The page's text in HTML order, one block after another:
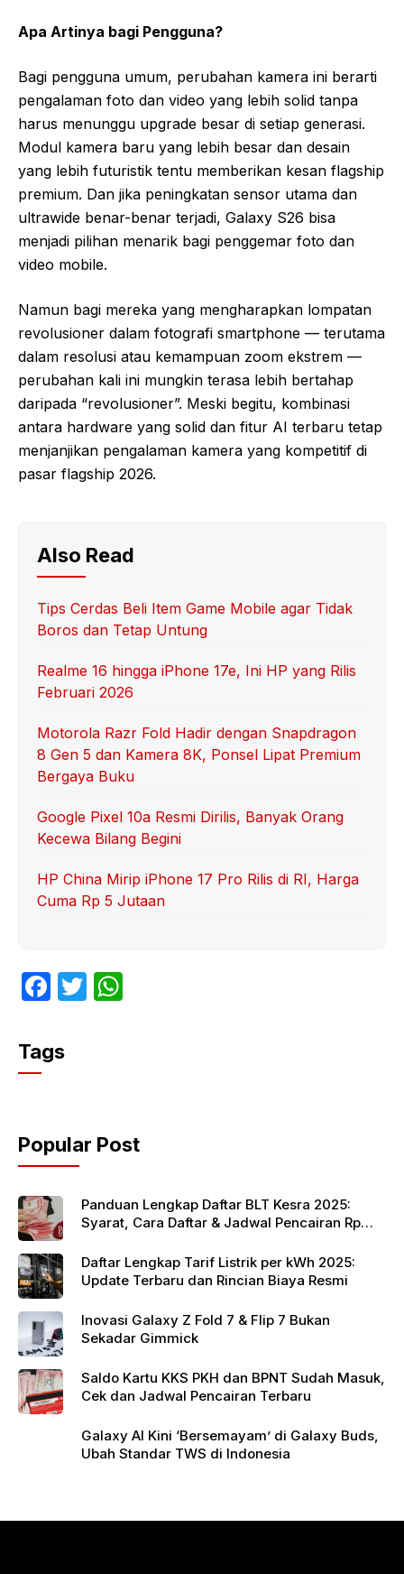
Apa Artinya bagi Pengguna?
Bagi pengguna umum, perubahan kamera ini berarti
pengalaman foto dan video yang lebih solid tanpa
harus menunggu upgrade besar di setiap generasi.
Modul kamera baru yang lebih besar dan desain
yang lebih futuristik tentu memberikan kesan flagship
premium. Dan jika peningkatan sensor utama dan
ultrawide benar-benar terjadi, Galaxy S26 bisa
menjadi pilihan menarik bagi penggemar foto dan
video mobile.
Namun bagi mereka yang mengharapkan lompatan
revolusioner dalam fotografi smartphone — terutama
dalam resolusi atau kemampuan zoom ekstrem —
perubahan kali ini mungkin terasa lebih bertahap
daripada “revolusioner”. Meski begitu, kombinasi
antara hardware yang solid dan fitur AI terbaru tetap
menjanjikan pengalaman kamera yang kompetitif di
pasar flagship 2026.
Also Read
Tips Cerdas Beli Item Game Mobile agar Tidak
Boros dan Tetap Untung
Realme 16 hingga iPhone 17e, Ini HP yang Rilis
Februari 2026
Motorola Razr Fold Hadir dengan Snapdragon
8 Gen 5 dan Kamera 8K, Ponsel Lipat Premium
Bergaya Buku
Google Pixel 10a Resmi Dirilis, Banyak Orang
Kecewa Bilang Begini
HP China Mirip iPhone 17 Pro Rilis di RI, Harga
Cuma Rp 5 Jutaan
F
c
e
o
o
k
T
p
p
Tags
Popular Post
Panduan Lengkap Daftar BLT Kesra 2025:
Syarat, Cara Daftar & Jadwal Pencairan Rp
Daftar Lengkap Tarif Listrik per kWh 2025:
Update Terbaru dan Rincian Biaya Resmi
Inovasi Galaxy Z Fold 7 & Flip 7 Bukan
Sekadar Gimmick
Saldo Kartu KKS PKH dan BPNT Sudah Masuk,
Cek dan Jadwal Pencairan Terbaru
Galaxy AI Kini ‘Bersemayam’ di Galaxy Buds,
Ubah Standar TWS di Indonesia